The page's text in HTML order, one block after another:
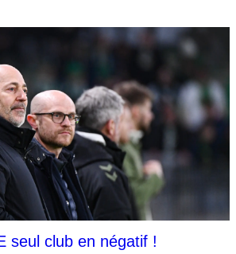
seul club en négatif !